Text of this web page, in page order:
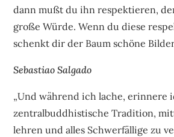
dann mußt du ihn respektieren,
große Würde. Wenn du diese
schenkt dir der Baum schöne
Sebastiao Salgado
„Und während ich lache, erinnere
zentralbuddhistische Tradition,
lehren und alles Schwerfällige zu